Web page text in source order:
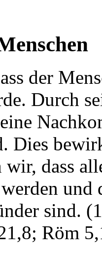
der
Durch
Dies
wir, dass
und
sind.
Röm